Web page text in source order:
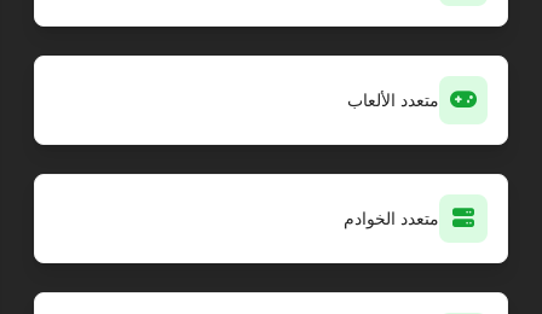
متعدد الألعاب
متعدد الخوادم